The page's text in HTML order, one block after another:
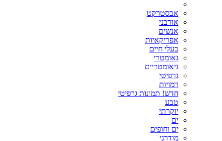
אבסטרקט
אורבני
אנשים
אפריקאיות
בעלי חיים
גאומטרי
גיאומטריים
גרפיטי
דמויות
חדש! תמונות גרפיטי
טבע
יוקרתי
ים
ים וחופים
מודרני